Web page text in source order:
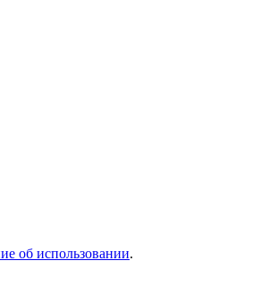
об использовании.